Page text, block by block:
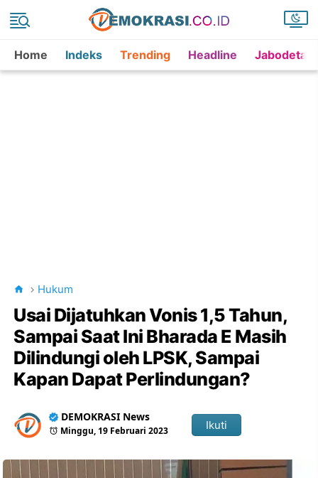
Home Indeks Trending Headline
Hukum
Usai Dijatuhkan Vonis 1,5 Tahun,
Sampai Saat Ini Bharada E Masih
Dilindungi oleh LPSK, Sampai
Kapan Dapat Perlindungan?
DEMOKRASI News
Minggu, 19 Februari 2023 Ikuti